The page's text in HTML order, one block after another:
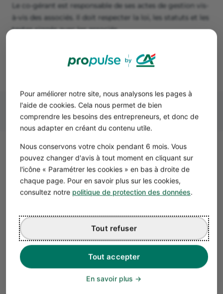
Pour améliorer notre site, nous analysons les pages à
l'aide de cookies. Cela nous permet de bien
comprendre les besoins des entrepreneurs, et donc de
nous adapter en créant du contenu utile.
Nous conservons votre choix pendant 6 mois. Vous
pouvez changer d'avis à tout moment en cliquant sur
l'icône « Paramétrer les cookies » en bas à droite de
chaque page. Pour en savoir plus sur les cookies,
consultez notre politique de protection des données.
Tout accepter
Tout refuser
En savoir plus
Le co-gérant est responsable de ses actes de gestion vis-
à-vis des associés. Il doit respecter la loi, les statuts et les
textes signés avec les associés.
engagée, comme celle du gérant, à raison des fautes
commises dans l’exercice de mon mandat.
Quels avantages et
inconvénients à une co-gérance
en SARL ?
Le principal avantage de la co-gérance est lepartage des
plusieurs personnes, est plus efficace.
En outre, la direction est assurée en permanence, y
compris pendant les congés, les arrêts maladie, etc.
Le principal risque est la situation de blocage lorsque les
2 co-gérants sont également associés de la SARL à 50 % /
50 %. En cas de désaccord, l’entreprise se trouve